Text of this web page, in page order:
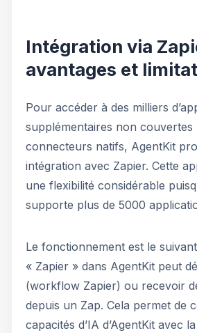
Intégration via
avantages et
Pour accéder à des milliers
supplémentaires non couvertes
connecteurs natifs, AgentKit
intégration avec Zapier. Cette
une flexibilité considérable
supporte plus de 5000
Le fonctionnement est le
« Zapier » dans AgentKit peut
(workflow Zapier) ou recevoir
depuis un Zap. Cela permet de
capacités d’IA d’AgentKit avec